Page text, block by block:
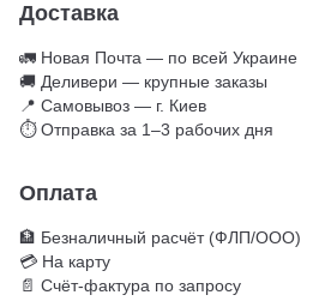
Доставка
🚛 Новая Почта — по всей Украине
🚚 Деливери — крупные заказы
📍 Самовывоз — г. Киев
⏱ Отправка за 1–3 рабочих дня
Оплата
🏦 Безналичный расчёт (ФЛП/ООО)
💳 На карту
📄 Счёт-фактура по запросу